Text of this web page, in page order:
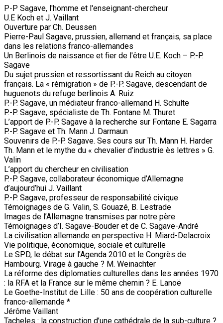
P-P Sagave, l'homme et l'enseignant-chercheur
U.E Koch et J. Vaillant
Ouverture par Ch. Deussen
Pierre-Paul Sagave, prussien, allemand et français, sa place
dans les relations franco-allemandes
Un Berlinois de naissance et fier de l'être U.E. Koch – P.-P.
Sagave
Du sujet prussien et ressortissant du Reich au citoyen
français. La « rémigration » de P.-P. Sagave, descendant de
huguenots du refuge berlinois A. Ruiz
P.-P. Sagave, un médiateur franco-allemand H. Schulte
P.-P. Sagave, spécialiste de Th. Fontane M. Thuret
L’apport de P.-P. Sagave à la recherche sur Fontane E. Sagarra
P.-P. Sagave et Th. Mann J. Darmaun
Souvenirs de P.-P. Sagave. Ses cours sur Th. Mann H. Harder
Th. Mann et le mythe du « chevalier d’industrie ès lettres » G.
Valin
L’apport du chercheur en civilisation
P.-P. Sagave, collaborateur économique d’Allemagne
d’aujourd’hui J. Vaillant
P.-P. Sagave, professeur de responsabilité civique
Témoignages de G. Valin, S. Gouazé, B. Lestrade
Images de l’Allemagne transmises par notre père
Témoignages d’I. Sagave-Bouder et de C. Sagave-André
La civilisation allemande en perspective H. Miard-Delacroix
Vie politique, économique, sociale et culturelle
Le SPD, le débat sur l’Agenda 2010 et le Congrès de
Hambourg. Virage à gauche ? M. Weinachter
La réforme des diplomaties culturelles dans les années 1970
: la RFA et la France sur le même chemin ? E. Lanoë
Le Goethe-Institut de Lille : 50 ans de coopération culturelle
franco-allemande *
Jérôme Vaillant
Tacheles : la construction d’une cathédrale de la sub-culture ?